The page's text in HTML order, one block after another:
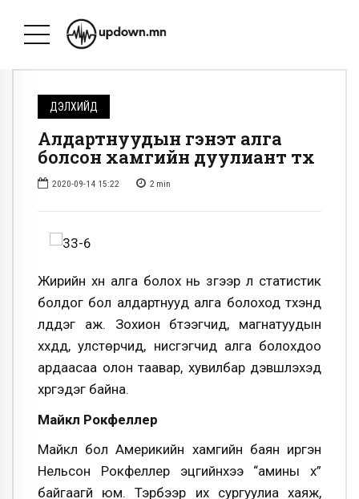
ДЭЛХИЙД
Алдартнуудын гэнэт алга
болсон хамгийн дуулиант түүх
2020-09-14 15:22 2 min
Жирийн хүн алга болох нь зүгээр л статистик
болдог бол алдартнууд алга болоход түүхэнд
үлддэг аж. Зохион бүтээгчид, магнатуудын
хүүхдүүд, улстөрчид, нисгэгчид алга болохдоо
ардаасаа олон таавар, хувилбар дэвшүүлэхэд
хүргэдэг байна.
Майкл Рокфеллер
Майкл бол Америкийн хамгийн баян иргэн
Нельсон Рокфеллер эцгийнхээ “амины хүү”
байгаагүй юм. Тэрбээр их сургуулиа хаяж,